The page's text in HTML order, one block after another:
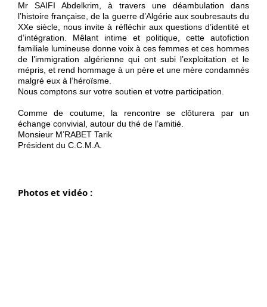
Mr SAIFI Abdelkrim, à travers une déambulation dans
l’histoire française, de la guerre d’Algérie aux soubresauts du
XXe siècle, nous invite à réfléchir aux questions d’identité et
d’intégration. Mêlant intime et politique, cette autofiction
familiale lumineuse donne voix à ces femmes et ces hommes
de l’immigration algérienne qui ont subi l’exploitation et le
mépris, et rend hommage à un père et une mère condamnés
malgré eux à l’héroïsme.
Nous comptons sur votre soutien et votre participation.
Comme de coutume, la rencontre se clôturera par un
échange convivial, autour du thé de l’amitié.
Monsieur M’RABET Tarik
Président du C.C.M.A.
Photos et vidéo :